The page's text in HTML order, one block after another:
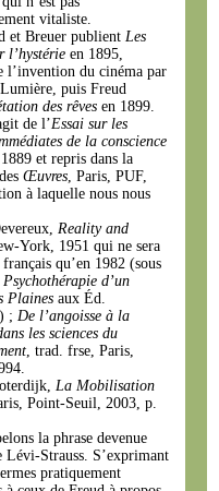
vitaliste.
et Breuer publient Les
l’hystérie en 1895,
l’invention du cinéma par
puis Freud
des rêves en 1899.
de l’Essai sur les
de la conscience
et repris dans la
Œuvres , Paris, PUF,
à laquelle nous nous
Reality and
York, 1951 qui ne sera
qu’en 1982 (sous
Psychothérapie d’un
Plaines aux Éd.
; De l’angoisse à la
les sciences du
, trad. frse, Paris,
La Mobilisation
Point-Seuil, 2003, p.
la phrase devenue
Lévi-Strauss. S’exprimant
pratiquement